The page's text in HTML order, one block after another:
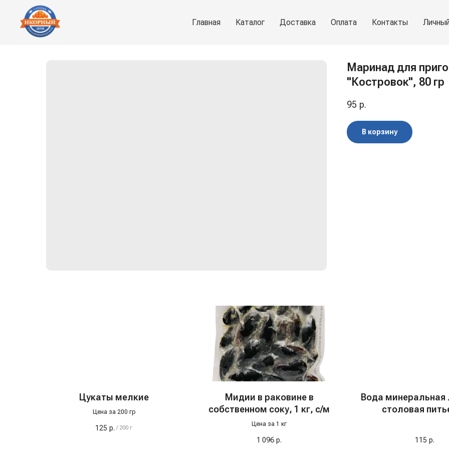
Главная Каталог Доставка Оплата Контакты
Маринад для
"Костровок", 80 гр
95 р.
В корзину
Цукаты мелкие
Цена за 200 гр
125 р. / 200 г
Мидии в раковине в
собственном соку, 1 кг, с/м
Цена за 1 кг
1 096 р.
Вода минеральная
столовая
115 р.